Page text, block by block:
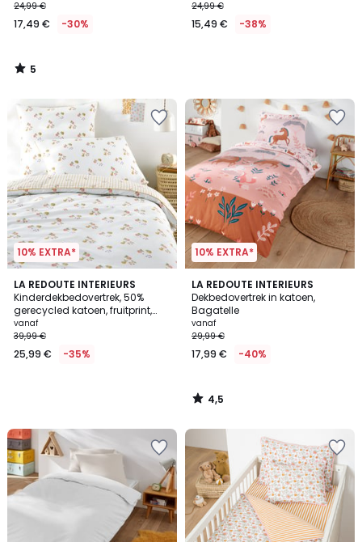
24,99 €
17,49 € -30%
5
/
24,99 €
15,49 € -38%
10% EXTRA*
LA REDOUTE INTERIEURS
Kinderdekbedovertrek, 50%
gerecycled katoen, fruitprint,
LILAS
vanaf
39,99 €
25,99 € -35%
10% EXTRA*
LA REDOUTE INTERIEURS
Dekbedovertrek in katoen,
Bagatelle
vanaf
29,99 €
17,99 € -40%
4,5
/ 5
4,5
/